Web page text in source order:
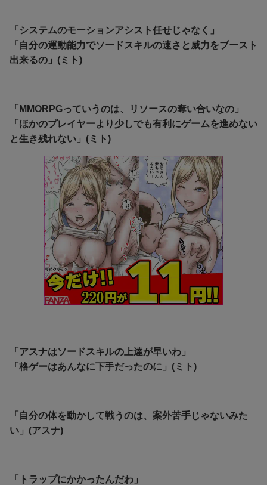
「システムのモーションアシスト任せじゃなく」
「自分の運動能力でソードスキルの速さと威力をブースト
出来るの」(ミト)
「MMORPGっていうのは、リソースの奪い合いなの」
「ほかのプレイヤーより少しでも有利にゲームを進めない
と生き残れない」(ミト)
「アスナはソードスキルの上達が早いわ」
「格ゲーはあんなに下手だったのに」(ミト)
「自分の体を動かして戦うのは、案外苦手じゃないみた
い」(アスナ)
「トラップにかかったんだわ」